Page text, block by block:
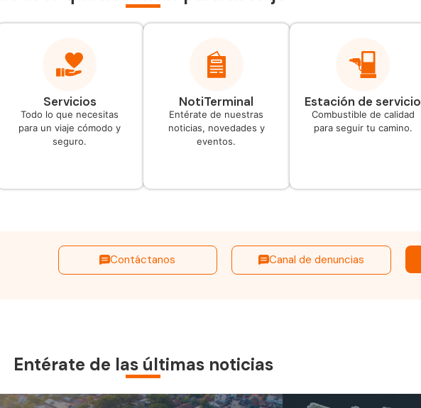
Servicios
Todo lo que necesitas
para un viaje cómodo y
seguro.
NotiTerminal
Entérate de nuestras
noticias, novedades y
eventos.
Estación de servicio
Combustible de calidad
para seguir tu camino.
Contáctanos Canal de denuncias
Entérate de las últimas noticias